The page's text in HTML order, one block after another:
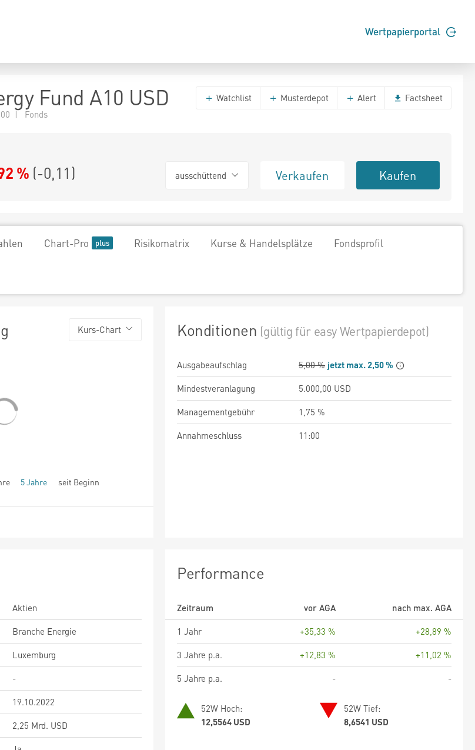
Wertpapierportal
Fund A10 USD
| Fonds
Watchlist Musterdepot Alert Factsheet
% (-0,11) ausschüttend Verkaufen Kaufen
Chart-Pro Risikomatrix Kurse & Handelsplätze Fondsprofil
Kurs-Chart
5 Jahre seit Beginn
Konditionen (gültig für easy Wertpapierdepot)
Ausgabeaufschlag 5,00 % jetzt max. 2,50 %
Mindestveranlagung
5.000,00 USD
Managementgebühr
1,75 %
Annahmeschluss
11:00
Aktien
Branche Energie
Luxemburg
-
19.10.2022
2,25 Mrd. USD
Performance
Zeitraum vor AGA
nach max. AGA
1 Jahr
+35,33 %
+28,89 %
3 Jahre p.a.
+12,83 %
+11,02 %
5 Jahre p.a.
- -
52W Hoch:
12,5564 USD
52W Tief:
8,6541 USD